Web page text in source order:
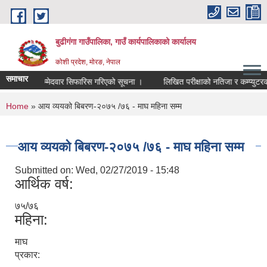
Skip to main content
बुढीगंगा गाउँपालिका, गाउँ कार्यपालिकाको कार्यालय
कोशी प्रदेश, मोरङ, नेपाल
समाचार उम्मेदवार सिफारिस गरिएको सूचना । लिखित परीक्षाको नतिजा र
You are here
Home » आय व्ययको बिबरण-२०७५ /७६ - माघ महिना सम्म
आय व्ययको बिबरण-२०७५ /७६ - माघ महिना सम्म
Submitted on: Wed, 02/27/2019 - 15:48
आर्थिक वर्ष:
७५/७६
महिना:
माघ
प्रकार: